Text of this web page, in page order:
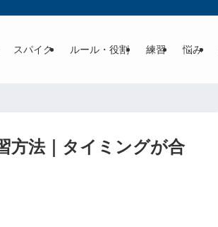
スパイク ルール・役割 練習 悩み
方法｜タイミングが合